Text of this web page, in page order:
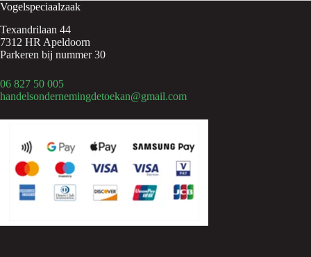
Vogelspeciaalzaak
Texandrilaan 44
7312 HR Apeldoorn
Parkeren bij nummer 30
06 827 50 005
handelsondernemingdetoekan@gmail.com